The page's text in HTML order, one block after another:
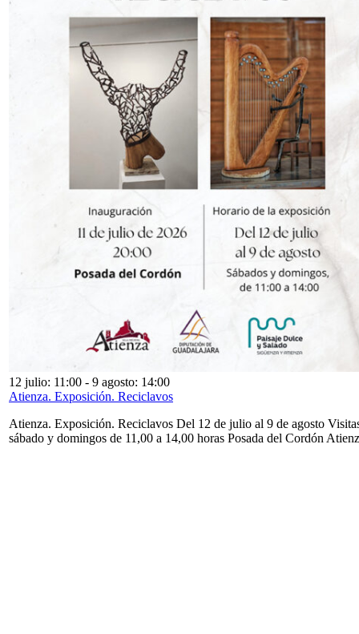
12 julio: 11:00 - 9 agosto: 14:00
Atienza. Exposición. Reciclavos
Atienza. Exposición. Reciclavos Del 12 de julio al 9 de agosto
sábado y domingos de 11,00 a 14,00 horas Posada del Cordón